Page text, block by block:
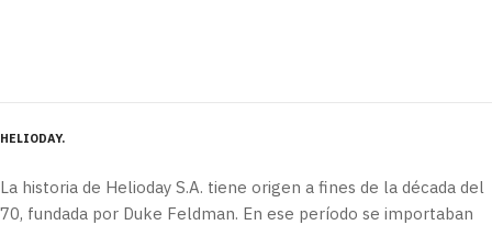
HELIODAY
La historia de Helioday S.A. tiene origen a fines de la década del
70, fundada por Duke Feldman. En ese período se importaban